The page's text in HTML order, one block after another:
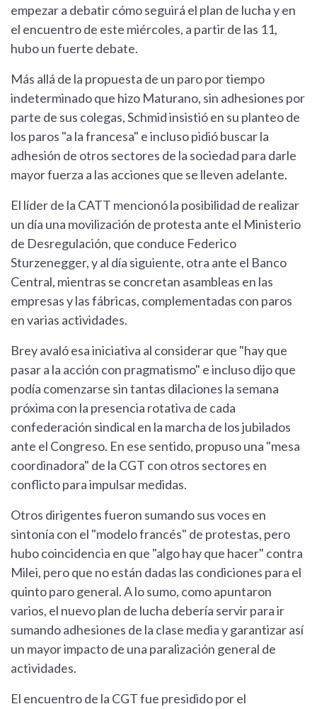
empezar a debatir cómo seguirá el plan de lucha y en
el encuentro de este miércoles, a partir de las 11,
hubo un fuerte debate.
Más allá de la propuesta de un paro por tiempo
indeterminado que hizo Maturano, sin adhesiones por
parte de sus colegas, Schmid insistió en su planteo de
los paros "a la francesa" e incluso pidió buscar la
adhesión de otros sectores de la sociedad para darle
mayor fuerza a las acciones que se lleven adelante.
El líder de la CATT mencionó la posibilidad de realizar
un día una movilización de protesta ante el Ministerio
de Desregulación, que conduce Federico
Sturzenegger, y al día siguiente, otra ante el Banco
Central, mientras se concretan asambleas en las
empresas y las fábricas, complementadas con paros
en varias actividades.
Brey avaló esa iniciativa al considerar que "hay que
pasar a la acción con pragmatismo" e incluso dijo que
podía comenzarse sin tantas dilaciones la semana
próxima con la presencia rotativa de cada
confederación sindical en la marcha de los jubilados
ante el Congreso. En ese sentido, propuso una "mesa
coordinadora" de la CGT con otros sectores en
conflicto para impulsar medidas.
Otros dirigentes fueron sumando sus voces en
sintonía con el "modelo francés" de protestas, pero
hubo coincidencia en que "algo hay que hacer" contra
Milei, pero que no están dadas las condiciones para el
quinto paro general. A lo sumo, como apuntaron
varios, el nuevo plan de lucha debería servir para ir
sumando adhesiones de la clase media y garantizar así
un mayor impacto de una paralización general de
actividades.
El encuentro de la CGT fue presidido por el